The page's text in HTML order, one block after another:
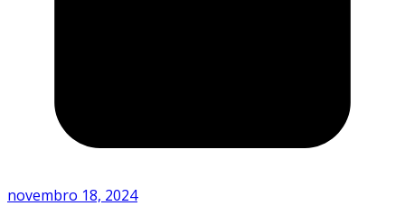
novembro 18, 2024